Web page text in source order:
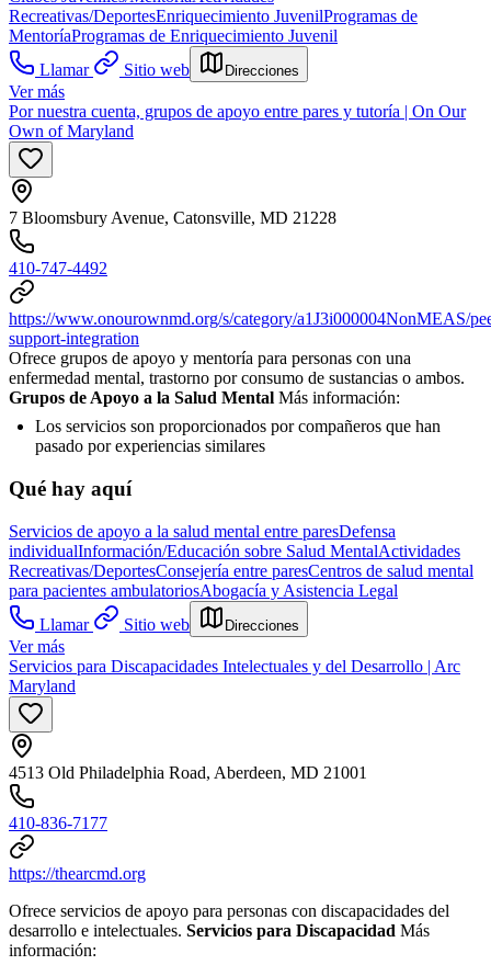
Recreativas/DeportesEnriquecimiento JuvenilProgramas de
MentoríaProgramas de Enriquecimiento Juvenil
Llamar
Sitio web Direcciones
Ver más
Por nuestra cuenta, grupos de apoyo entre pares y tutoría | On Our
Own of Maryland
7 Bloomsbury Avenue, Catonsville, MD 21228
410-747-4492
https://www.onourownmd.org/s/category/a1J3i000004NonMEAS/
support-integration
Ofrece grupos de apoyo y mentoría para personas con una
enfermedad mental, trastorno por consumo de sustancias o ambos.
Grupos de Apoyo a la Salud Mental Más información:
Los servicios son proporcionados por compañeros que han
pasado por experiencias similares
Qué hay aquí
Servicios de apoyo a la salud mental entre paresDefensa
individualInformación/Educación sobre Salud MentalActividades
Recreativas/DeportesConsejería entre paresCentros de salud mental
para pacientes ambulatoriosAbogacía y Asistencia Legal
Llamar
Sitio web Direcciones
Ver más
Servicios para Discapacidades Intelectuales y del Desarrollo | Arc
Maryland
4513 Old Philadelphia Road, Aberdeen, MD 21001
410-836-7177
https://thearcmd.org
Ofrece servicios de apoyo para personas con discapacidades del
desarrollo e intelectuales. Servicios para Discapacidad Más
información: